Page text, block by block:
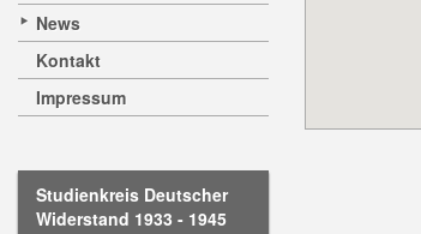
News
Kontakt
Impressum
Studienkreis Deutscher
Widerstand 1933 - 1945